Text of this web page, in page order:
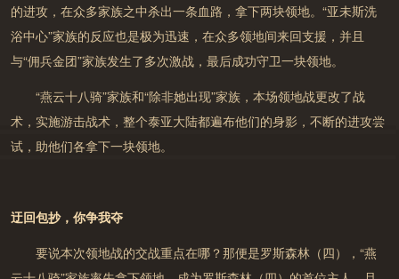
的进攻，在众多家族之中杀出一条血路， 拿下两块领地。 “亚未斯洗
浴中心”家族的反应也是极为迅速，在众多领地间来回支援，并且
与“佣兵金团”家族发生了多次激战， 最后成功守卫一块领地。
“燕云十八骑”家族和“除非她出现”家族，本场领地战更改了战
术，实施游击战术，整个泰亚大陆都遍布他们的身影，不断的进攻尝
试，助他们各拿下一块领地。
迂回包抄，你争我夺
要说本次领地战的交战重点在哪？那便是罗斯森林（四）
，“燕